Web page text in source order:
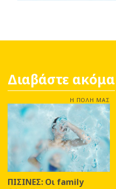
Διαβάστε ακόμα
Η ΠΟΛΗ ΜΑΣ
ΠΙΣΙΝΕΣ: Οι family